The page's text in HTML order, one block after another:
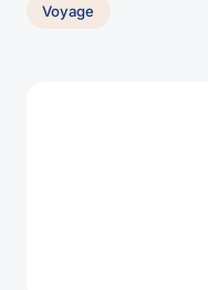
Voyage